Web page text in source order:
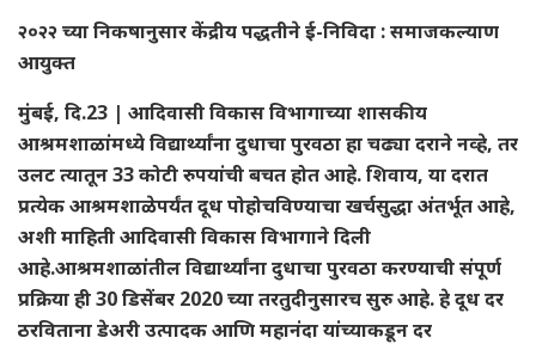
२०२२ च्या निकषानुसार केंद्रीय पद्धतीने ई-निविदा : समाजकल्याण
आयुक्त
मुंबई, दि.23 | आदिवासी विकास विभागाच्या शासकीय
आश्रमशाळांमध्ये विद्यार्थ्यांना दुधाचा पुरवठा हा चढ्या दराने नव्हे, तर
उलट त्यातून 33 कोटी रुपयांची बचत होत आहे. शिवाय, या दरात
प्रत्येक आश्रमशाळेपर्यंत दूध पोहोचविण्याचा खर्चसुद्धा अंतर्भूत आहे,
अशी माहिती आदिवासी विकास विभागाने दिली
आहे.आश्रमशाळांतील विद्यार्थ्यांना दुधाचा पुरवठा करण्याची संपूर्ण
प्रक्रिया ही 30 डिसेंबर 2020 च्या तरतुदीनुसारच सुरु आहे. हे दूध दर
ठरविताना डेअरी उत्पादक आणि महानंदा यांच्याकडून दर